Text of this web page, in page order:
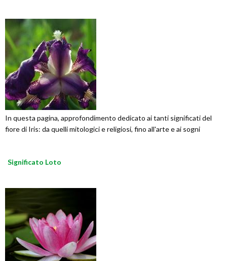
In questa pagina, approfondimento dedicato ai tanti significati del
fiore di Iris: da quelli mitologici e religiosi, fino all'arte e ai sogni
Significato Loto